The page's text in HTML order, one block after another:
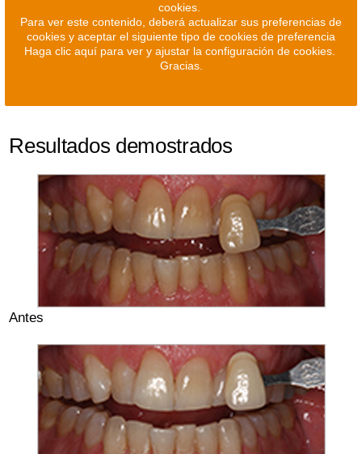
cookies.
Para ver este contenido, deberá actualizar sus preferencias de
cookies y aceptar el siguiente tipo de cookies de preferencia
Haga clic aquí para ver y ajustar la configuración de cookies.
Gracias.
Resultados demostrados
Antes